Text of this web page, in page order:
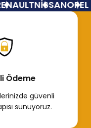
NİSSANOPEL
Ödeme
güvenli
sunuyoruz.